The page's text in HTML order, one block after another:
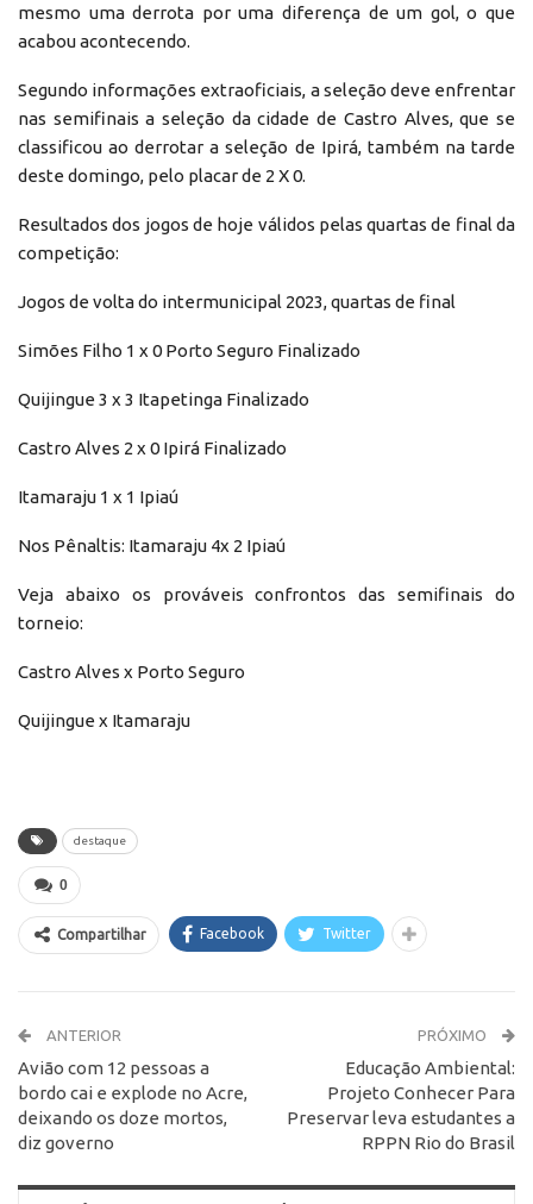
mesmo uma derrota por uma diferença de um gol, o que
acabou acontecendo.
Segundo informações extraoficiais, a seleção deve enfrentar
nas semifinais a seleção da cidade de Castro Alves, que se
classificou ao derrotar a seleção de Ipirá, também na tarde
deste domingo, pelo placar de 2 X 0.
Resultados dos jogos de hoje válidos pelas quartas de final da
competição:
Jogos de volta do intermunicipal 2023, quartas de final
Simões Filho 1 x 0 Porto Seguro Finalizado
Quijingue 3 x 3 Itapetinga Finalizado
Castro Alves 2 x 0 Ipirá Finalizado
Itamaraju 1 x 1 Ipiaú
Nos Pênaltis: Itamaraju 4x 2 Ipiaú
Veja abaixo os prováveis confrontos das semifinais do
torneio:
Castro Alves x Porto Seguro
Quijingue x Itamaraju
destaque
0
Compartilhar Facebook Twitter
ANTERIOR
Avião com 12 pessoas a
bordo cai e explode no Acre,
deixando os doze mortos,
diz governo
PRÓXIMO
Educação Ambiental:
Projeto Conhecer Para
Preservar leva estudantes a
RPPN Rio do Brasil